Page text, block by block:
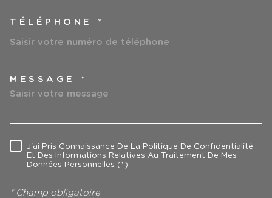
TÉLÉPHONE *
MESSAGE *
RÈGLEMENTATION
J'ai Pris Connaissance De La Politique De Confidentialité
Et Des Informations Relatives Au Traitement De Mes
Données Personnelles (*)
* Champ obligatoire